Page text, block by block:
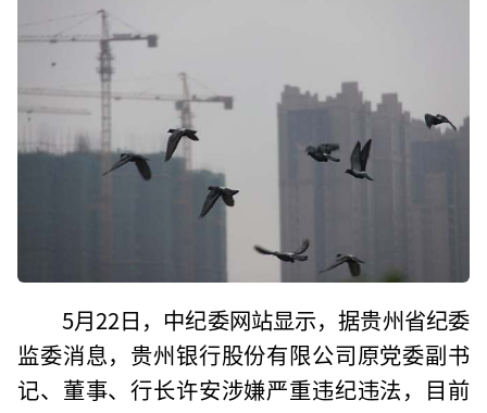
5月22日，中纪委网站显示，据贵州省纪委
监委消息，贵州银行股份有限公司原党委副书
记、董事、行长许安涉嫌严重违纪违法，目前